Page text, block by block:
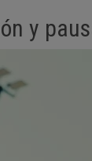
y